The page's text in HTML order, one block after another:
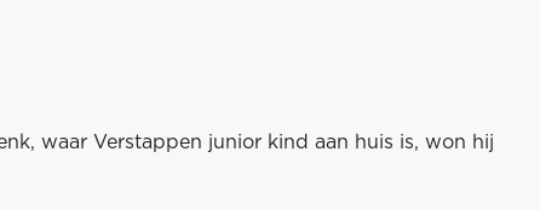
waar Verstappen junior kind aan huis is, won hij